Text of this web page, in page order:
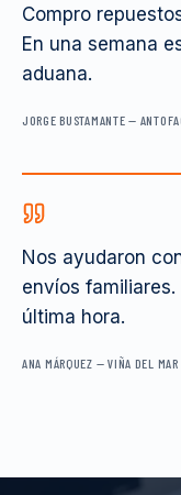
Compro
En una semana
aduana.
JORGE BUSTAMANTE —
Nos ayudaron
envíos
última hora.
ANA MÁRQUEZ —VIÑA DEL MAR